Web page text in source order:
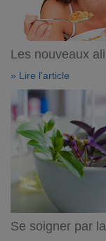
Les nouveaux
» Lire l'article
Se soigner par